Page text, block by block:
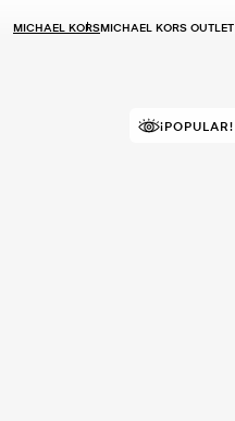
MICHAEL KORSMICHAEL KORS OUTLET
¡POPULAR!